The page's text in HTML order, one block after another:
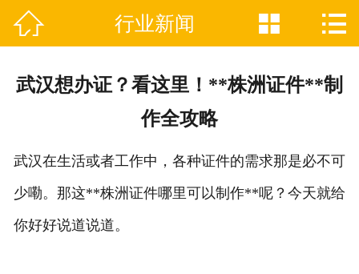
网站首页
联系我们
 行业新闻  
武汉想办证？看这里！**株洲证件**制
作全攻略
武汉在生活或者工作中，各种证件的需求那是必不可
少嘞。那这**株洲证件哪里可以制作**呢？今天就给
你好好说道说道。